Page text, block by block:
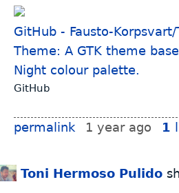
GitHub - Fausto-Korpsvart/
Theme: A GTK theme
Night colour palette.
GitHub
permalink 1 year ago 1
Toni Hermoso Pulido